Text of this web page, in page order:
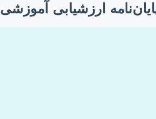
ارزشیابی آموزشی